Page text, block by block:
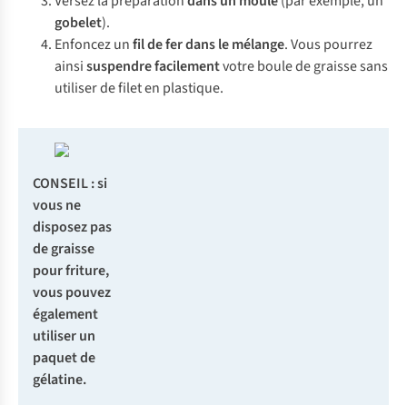
gobelet).
Enfoncez unfil de fer dans le mélange. Vous pourrez
ainsisuspendre facilementvotre boule de graisse sans
utiliser de filet en plastique.
CONSEIL :si
vous ne
disposez pas
de graisse
pour friture,
vous pouvez
également
utiliser un
paquet de
gélatine.